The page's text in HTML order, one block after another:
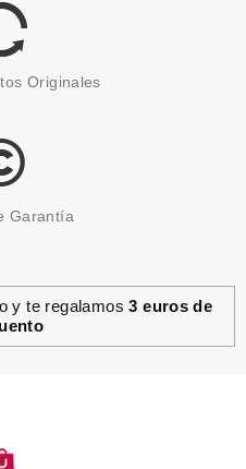
Originales
Garantía
y te regalamos3 euros de